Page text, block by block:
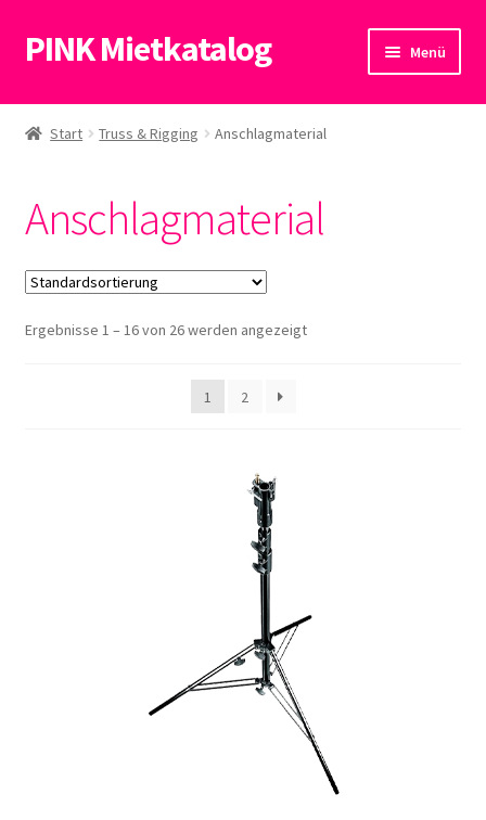
Zur
Navigation
Zum
Inhalt
PINK Mietkatalog Menü
Start
Start Truss & Rigging Anschlagmaterial
Anschlagmaterial
Ergebnisse 1 – 16 von 26 werden angezeigt
1 2